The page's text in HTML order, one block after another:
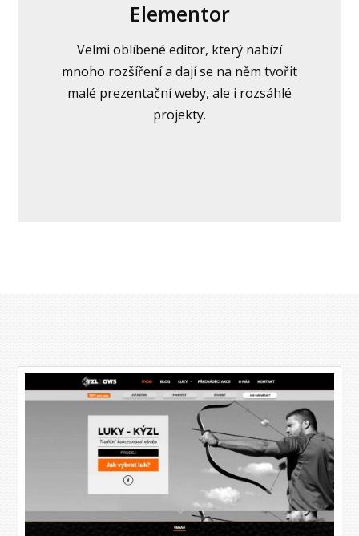
Elementor
Velmi oblíbené editor, který nabízí
mnoho rozšíření a dají se na něm tvořit
malé prezentační weby, ale i rozsáhlé
projekty.